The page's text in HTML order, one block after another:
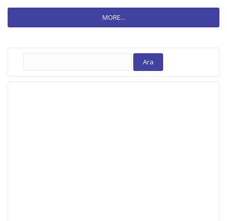
MORE...
Arama: